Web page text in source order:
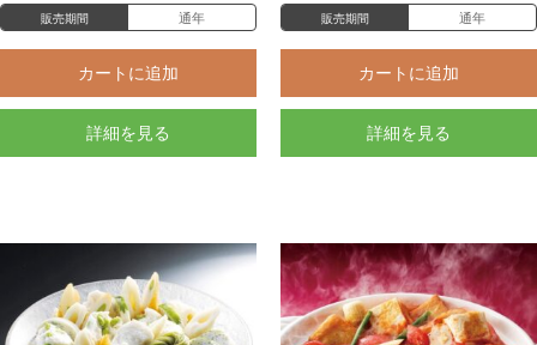
販売期間 通年
カートに追加
詳細を見る
す。
販売期間 通年
カートに追加
詳細を見る